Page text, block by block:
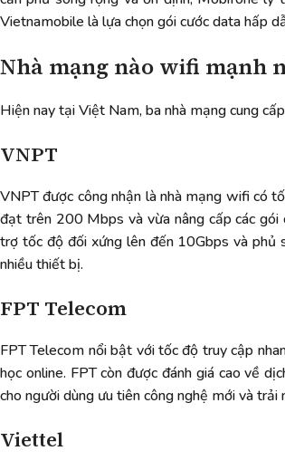
Vietnamobile là lựa chọn gói cước data hấp
Nhà mạng nào wifi mạnh
Hiện nay tại Việt Nam, ba nhà mạng cung
VNPT
VNPT được công nhận là nhà mạng wifi có
đạt trên 200 Mbps và vừa nâng cấp các
trợ tốc độ đối xứng lên đến 10Gbps và phủ
nhiều thiết bị.
FPT Telecom
FPT Telecom nổi bật với tốc độ truy cập
học online. FPT còn được đánh giá cao về
cho người dùng ưu tiên công nghệ mới và
Viettel